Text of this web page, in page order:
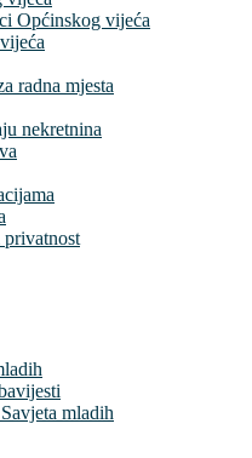
Općinskog vijeća
radna mjesta
nekretnina
mladih